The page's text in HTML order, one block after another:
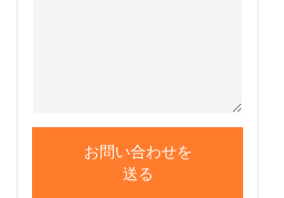
お問い合わせを
送る